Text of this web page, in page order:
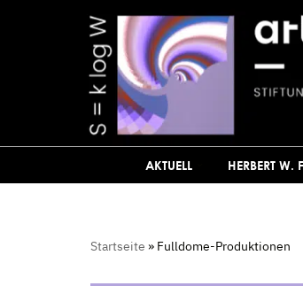
AKTUELL HERBERT W.
Startseite » Fulldome-Produktionen